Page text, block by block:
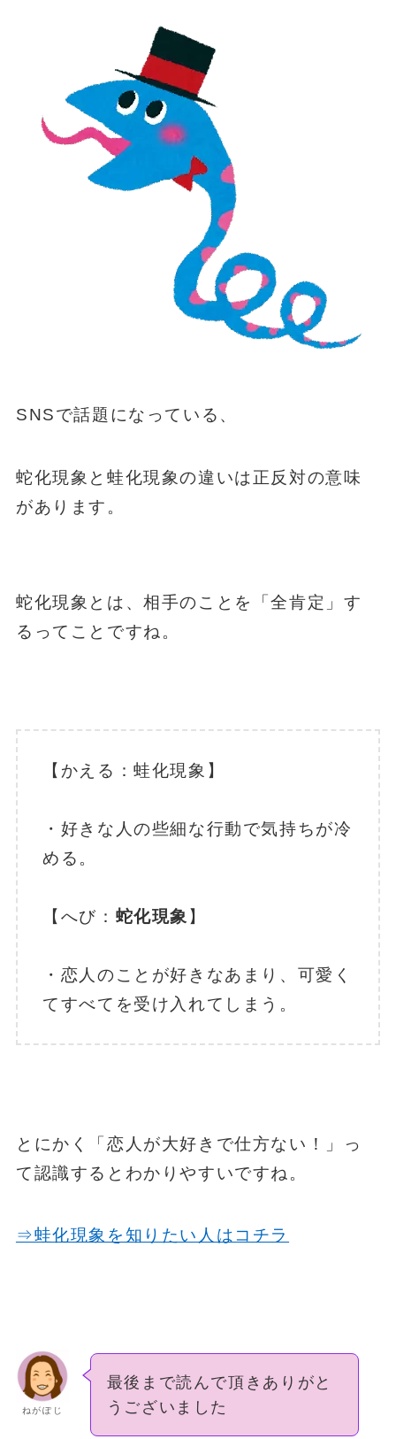
SNSで話題になっている、
蛇化現象と蛙化現象の違いは正反対の意味
があります。
蛇化現象とは、相手のことを「全肯定」す
るってことですね。
【かえる：蛙化現象】
・好きな人の些細な行動で気持ちが冷
める。
【へび： 蛇化現象 】
・恋人のことが好きなあまり、可愛く
てすべてを受け入れてしまう。
とにかく「恋人が大好きで仕方ない！」っ
て認識するとわかりやすいですね。
⇒蛙化現象を知りたい人はコチラ
ねがぽじ
最後まで読んで頂きありがと
うございました